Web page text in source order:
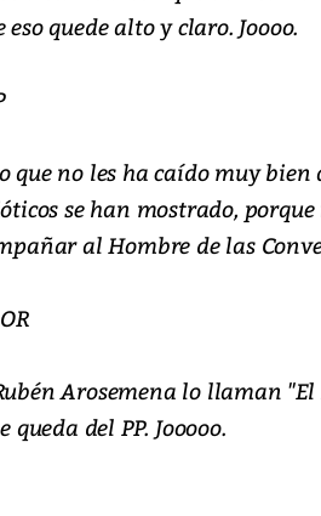
quede alto y claro. Joooo.
que no les ha caído muy bien
se han mostrado,
al Hombre de las
Arosemena lo llaman
del PP. Jooooo.